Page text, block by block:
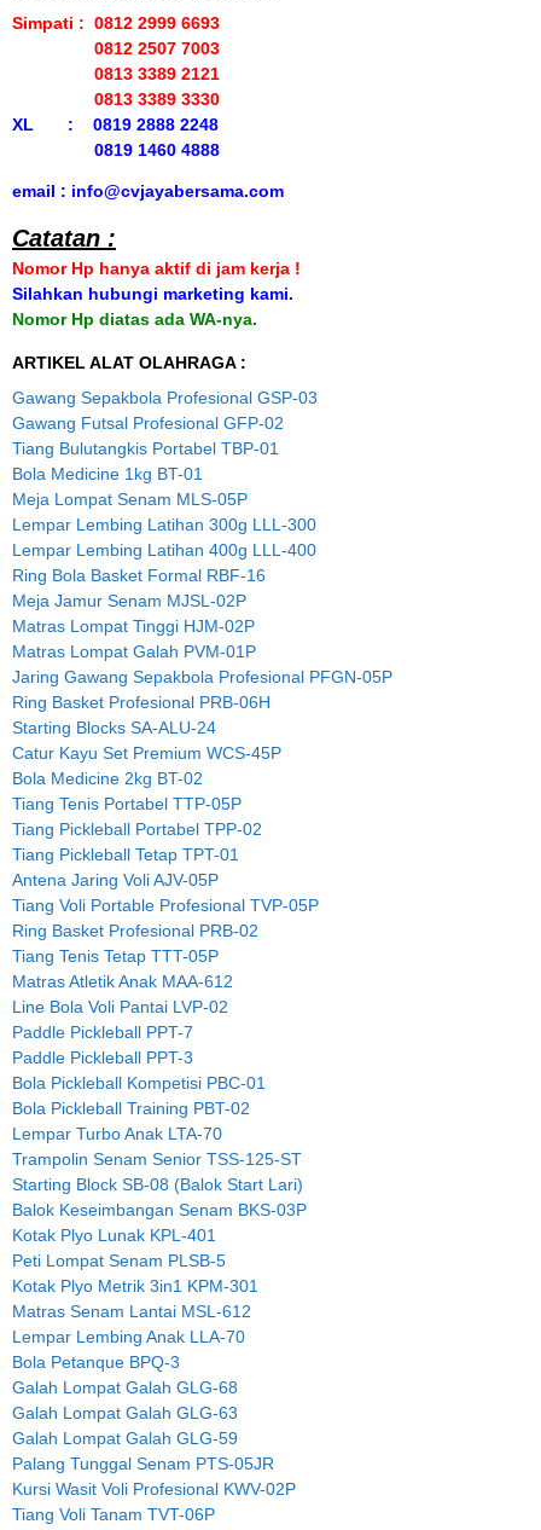
Simpati : 0812 2999 6693
0812 2507 7003
0813 3389 2121
0813 3389 3330
XL : 0819 2888 2248
0819 1460 4888
email : info@cvjayabersama.com
Catatan :
Nomor Hp hanya aktif di jam kerja !
Silahkan hubungi marketing kami.
Nomor Hp diatas ada WA-nya.
ARTIKEL ALAT OLAHRAGA :
Gawang Sepakbola Profesional GSP-03
Gawang Futsal Profesional GFP-02
Tiang Bulutangkis Portabel TBP-01
Bola Medicine 1kg BT-01
Meja Lompat Senam MLS-05P
Lempar Lembing Latihan 300g LLL-300
Lempar Lembing Latihan 400g LLL-400
Ring Bola Basket Formal RBF-16
Meja Jamur Senam MJSL-02P
Matras Lompat Tinggi HJM-02P
Matras Lompat Galah PVM-01P
Jaring Gawang Sepakbola Profesional PFGN-05P
Ring Basket Profesional PRB-06H
Starting Blocks SA-ALU-24
Catur Kayu Set Premium WCS-45P
Bola Medicine 2kg BT-02
Tiang Tenis Portabel TTP-05P
Tiang Pickleball Portabel TPP-02
Tiang Pickleball Tetap TPT-01
Antena Jaring Voli AJV-05P
Tiang Voli Portable Profesional TVP-05P
Ring Basket Profesional PRB-02
Tiang Tenis Tetap TTT-05P
Matras Atletik Anak MAA-612
Line Bola Voli Pantai LVP-02
Paddle Pickleball PPT-7
Paddle Pickleball PPT-3
Bola Pickleball Kompetisi PBC-01
Bola Pickleball Training PBT-02
Lempar Turbo Anak LTA-70
Trampolin Senam Senior TSS-125-ST
Starting Block SB-08 (Balok Start Lari)
Balok Keseimbangan Senam BKS-03P
Kotak Plyo Lunak KPL-401
Peti Lompat Senam PLSB-5
Kotak Plyo Metrik 3in1 KPM-301
Matras Senam Lantai MSL-612
Lempar Lembing Anak LLA-70
Bola Petanque BPQ-3
Galah Lompat Galah GLG-68
Galah Lompat Galah GLG-63
Galah Lompat Galah GLG-59
Palang Tunggal Senam PTS-05JR
Kursi Wasit Voli Profesional KWV-02P
Tiang Voli Tanam TVT-06P